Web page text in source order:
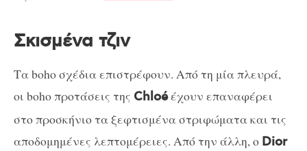
Σκισμένα τζιν
Τα boho σχέδια επιστρέφουν. Από τη μία πλευρά,
οι boho προτάσεις της Chloéέχουν επαναφέρει
στο προσκήνιο τα ξεφτισμένα στριφώματα και τις
αποδομημένες λεπτομέρειες. Από την άλλη, ο Dior